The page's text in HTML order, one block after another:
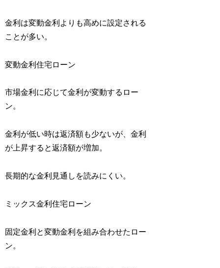
金利は変動金利よりも高めに設定される
ことが多い。
変動金利住宅ローン
市場金利に応じて金利が変動するロー
ン。
金利が低い時は返済額も少ないが、金利
が上昇すると返済額が増加。
長期的な金利見通しを読みにくい。
ミックス金利住宅ローン
固定金利と変動金利を組み合わせたロー
ン。